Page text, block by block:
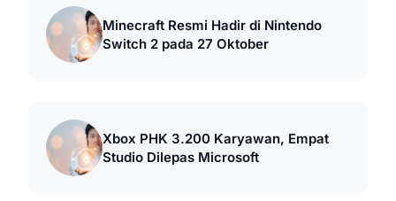
Minecraft Resmi Hadir di Nintendo
Switch 2 pada 27 Oktober
Xbox PHK 3.200 Karyawan, Empat
Studio Dilepas Microsoft